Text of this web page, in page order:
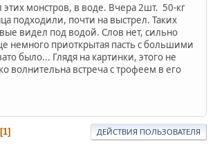
монстров, в воде. Вчера 2шт. 50-кг
подходили, почти на выстрел. Таких
видел под водой. Слов нет, сильно
немного приоткрытая пасть с большими
было... Глядя на картинки, этого не
волнительна встреча с трофеем в его
1 ДЕЙСТВИЯ ПОЛЬЗОВАТЕЛЯ